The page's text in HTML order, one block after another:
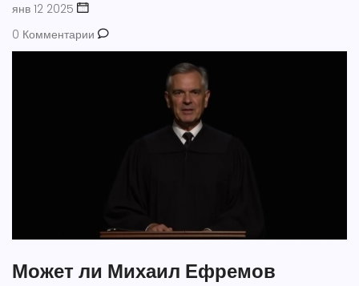
янв 12 2025
0 Комментарии
Может ли Михаил Ефремов